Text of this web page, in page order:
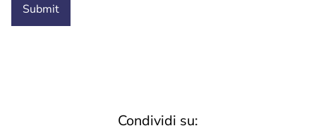
Condividi su: